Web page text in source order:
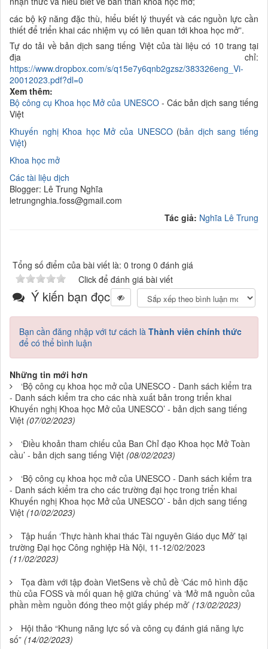
các bộ kỹ năng đặc thù, hiểu biết lý thuyết và các nguồn lực cần
thiết để triển khai các nhiệm vụ có liên quan tới khoa học mở”.
Tự do tải về bản dịch sang tiếng Việt của tài liệu có 10 trang tại
địa chỉ:
https://www.dropbox.com/s/q15e7y6qnb2gzsz/383326eng_Vi-
20012023.pdf?dl=0
Xem thêm:
Bộ công cụ Khoa học Mở của UNESCO- Các bản dịch sang tiếng
Việt
Khuyến nghị Khoa học Mở của UNESCO(bản dịch sang tiếng
Việt)
Khoa học mở
Các tài liệu dịch
Blogger: Lê Trung Nghĩa
letrungnghia.foss@gmail.com
Tác giả: Nghĩa Lê Trung
Tổng số điểm của bài viết là: 0 trong 0 đánh giá
Click để đánh giá bài viết
Ý kiến bạn đọc
Bạn cần đăng nhập với tư cách là Thành viên chính thức
để có thể bình luận
Những tin mới hơn
‘Bộ công cụ khoa học mở của UNESCO - Danh sách kiểm tra
- Danh sách kiểm tra cho các nhà xuất bản trong triển khai
Khuyến nghị Khoa học Mở của UNESCO’ - bản dịch sang tiếng
Việt (07/02/2023)
‘Điều khoản tham chiếu của Ban Chỉ đạo Khoa học Mở Toàn
cầu’ - bản dịch sang tiếng Việt (08/02/2023)
‘Bộ công cụ khoa học mở của UNESCO - Danh sách kiểm tra
- Danh sách kiểm tra cho các trường đại học trong triển khai
Khuyến nghị Khoa học Mở của UNESCO’ - bản dịch sang tiếng
Việt (10/02/2023)
Tập huấn ‘Thực hành khai thác Tài nguyên Giáo dục Mở’ tại
trường Đại học Công nghiệp Hà Nội, 11-12/02/2023
(11/02/2023)
Tọa đàm với tập đoàn VietSens về chủ đề ‘Các mô hình đặc
thù của FOSS và mối quan hệ giữa chúng’ và ‘Mở mã nguồn của
phần mềm nguồn đóng theo một giấy phép mở’ (13/02/2023)
Hội thảo “Khung năng lực số và công cụ đánh giá năng lực
số” (14/02/2023)